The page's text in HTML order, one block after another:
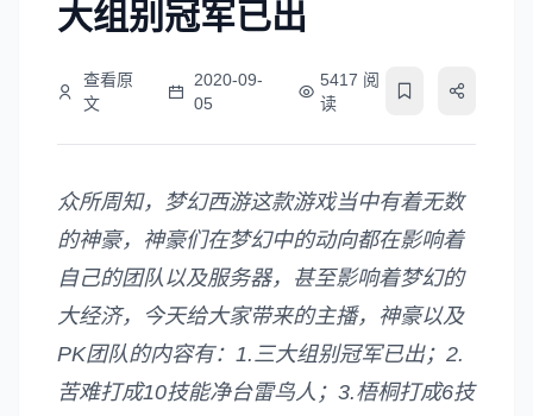
大组别冠军已出
查看原
文
2020-09-
05
5417 阅
读
众所周知，梦幻西游这款游戏当中有着无数
的神豪，神豪们在梦幻中的动向都在影响着
自己的团队以及服务器，甚至影响着梦幻的
大经济，今天给大家带来的主播，神豪以及
PK团队的内容有：1.三大组别冠军已出；2.
苦难打成10技能净台雷鸟人；3.梧桐打成6技